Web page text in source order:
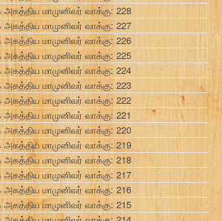
அகத்திய மாமுனிவர் வாக்கு: 228
அகத்திய மாமுனிவர் வாக்கு: 227
அகத்திய மாமுனிவர் வாக்கு: 226
அகத்திய மாமுனிவர் வாக்கு: 225
அகத்திய மாமுனிவர் வாக்கு: 224
அகத்திய மாமுனிவர் வாக்கு: 223
அகத்திய மாமுனிவர் வாக்கு: 222
அகத்திய மாமுனிவர் வாக்கு: 221
அகத்திய மாமுனிவர் வாக்கு: 220
அகத்திய மாமுனிவர் வாக்கு: 219
அகத்திய மாமுனிவர் வாக்கு: 218
அகத்திய மாமுனிவர் வாக்கு: 217
அகத்திய மாமுனிவர் வாக்கு: 216
அகத்திய மாமுனிவர் வாக்கு: 215